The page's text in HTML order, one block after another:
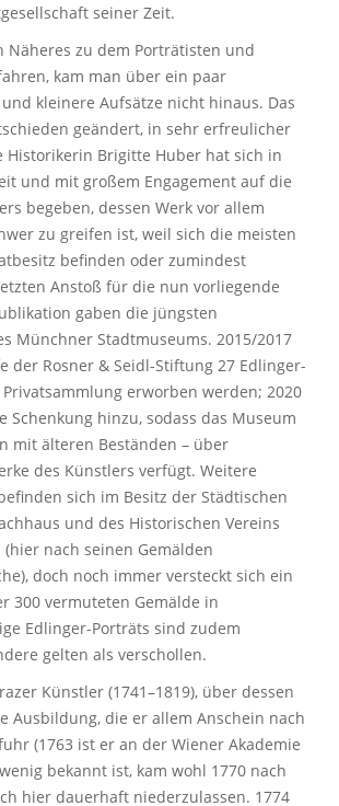
seiner Zeit.
Näheres zu dem Porträtisten und
kam man über ein paar
kleinere Aufsätze nicht hinaus. Das
geändert, in sehr erfreulicher
Historikerin Brigitte Huber hat sich in
und mit großem Engagement auf die
begeben, dessen Werk vor allem
zu greifen ist, weil sich die meisten
befinden oder zumindest
Anstoß für die nun vorliegende
gaben die jüngsten
Münchner Stadtmuseums. 2015/2017
der Rosner & Seidl-Stiftung 27 Edlinger-
erworben werden; 2020
Schenkung hinzu, sodass das Museum
mit älteren Beständen – über
des Künstlers verfügt. Weitere
sich im Besitz der Städtischen
und des Historischen Vereins
nach seinen Gemälden
doch noch immer versteckt sich ein
300 vermuteten Gemälde in
Edlinger-Porträts sind zudem
gelten als verschollen.
Künstler (1741–1819), über dessen
Ausbildung, die er allem Anschein nach
(1763 ist er an der Wiener Akademie
bekannt ist, kam wohl 1770 nach
hier dauerhaft niederzulassen. 1774